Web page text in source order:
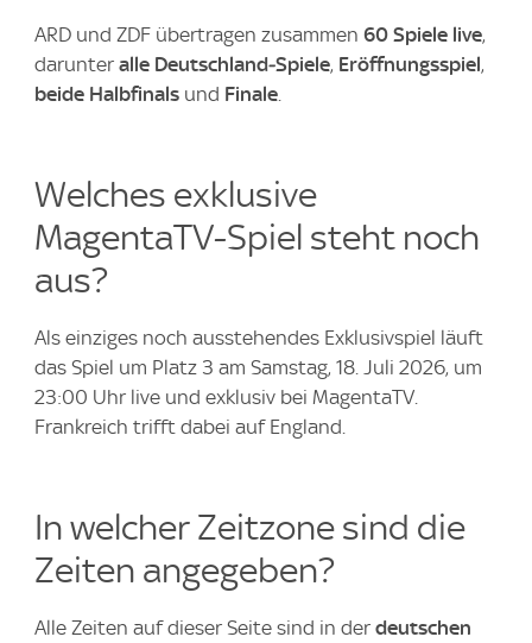
ARD und ZDF übertragen zusammen 60 Spiele live,
darunter alle Deutschland‑Spiele, Eröffnungsspiel,
beide Halbfinals und Finale.
Welches exklusive
MagentaTV-Spiel steht noch
aus?
Als einziges noch ausstehendes Exklusivspiel läuft
das Spiel um Platz 3 am Samstag, 18. Juli 2026, um
23:00 Uhr live und exklusiv bei MagentaTV.
Frankreich trifft dabei auf England.
In welcher Zeitzone sind die
Zeiten angegeben?
Alle Zeiten auf dieser Seite sind in der deutschen